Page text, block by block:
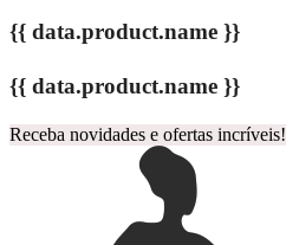
{{ data.product.name }}
{{ data.product.name }}
Receba novidades e ofertas incríveis!